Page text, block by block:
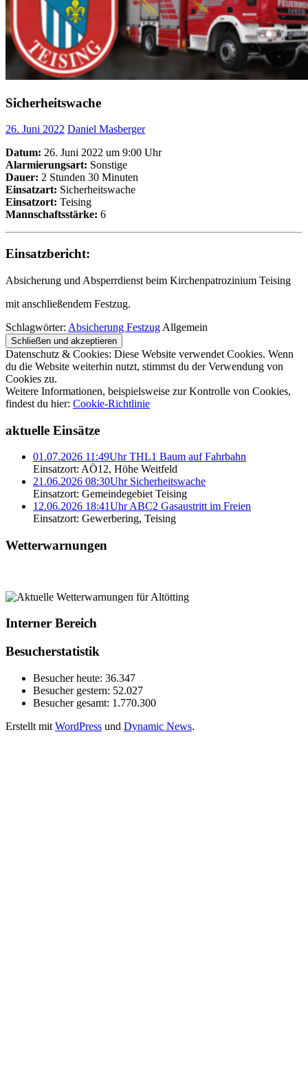
Sicherheitswache
26. Juni 2022 Daniel Masberger
Datum: 26. Juni 2022 um 9:00 Uhr
Alarmierungsart: Sonstige
Dauer: 2 Stunden 30 Minuten
Einsatzart: Sicherheitswache
Einsatzort: Teising
Mannschaftsstärke: 6
Einsatzbericht:
Absicherung und Absperrdienst beim Kirchenpatrozinium Teising
mit anschließendem Festzug.
Schlagwörter: Absicherung Festzug Allgemein
Datenschutz & Cookies: Diese Website verwendet Cookies. Wenn
du die Website weiterhin nutzt, stimmst du der Verwendung von
Cookies zu.
Weitere Informationen, beispielsweise zur Kontrolle von Cookies,
findest du hier: Cookie-Richtlinie
aktuelle Einsätze
01.07.2026 11:49Uhr THL1 Baum auf Fahrbahn
Einsatzort: AÖ12, Höhe Weitfeld
21.06.2026 08:30Uhr Sicherheitswache
Einsatzort: Gemeindegebiet Teising
12.06.2026 18:41Uhr ABC2 Gasaustritt im Freien
Einsatzort: Gewerbering, Teising
Wetterwarnungen
Interner Bereich
Besucherstatistik
Besucher heute: 36.347
Besucher gestern: 52.027
Besucher gesamt: 1.770.300
Erstellt mit WordPress und Dynamic News.